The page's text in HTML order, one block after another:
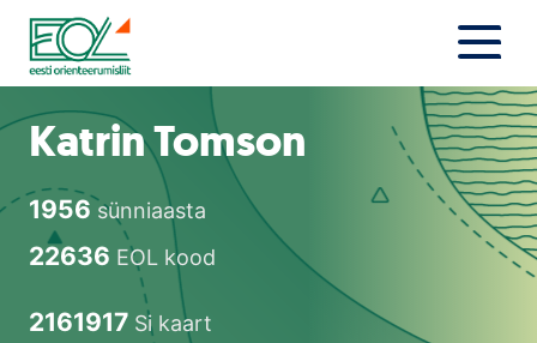
Liigu
sisu
juurde
Uudised
Orienteerujale
Eesti Orienteerumine 100!
Katrin Tomson
1956sünniaasta
22636 EOL kood
2161917 Si kaart